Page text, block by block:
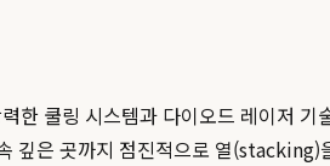
쿨링 시스템과 다이오드 레이저 기
깊은 곳까지 점진적으로 열